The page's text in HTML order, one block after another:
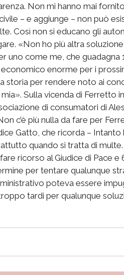
Non mi hanno mai
– e aggiunge – non può
Così non si educano gli
«Non ho più altra
uno come me, che guadagna
enorme per i
storia per rendere noto ai
Sulla vicenda di Ferretto
di consumatori di
c’è più nulla da fare per
Gatto, che ricorda –
quando si tratta di
ricorso al Giudice di Pace
per tentare qualunque
poteva essere
tardi per qualunque